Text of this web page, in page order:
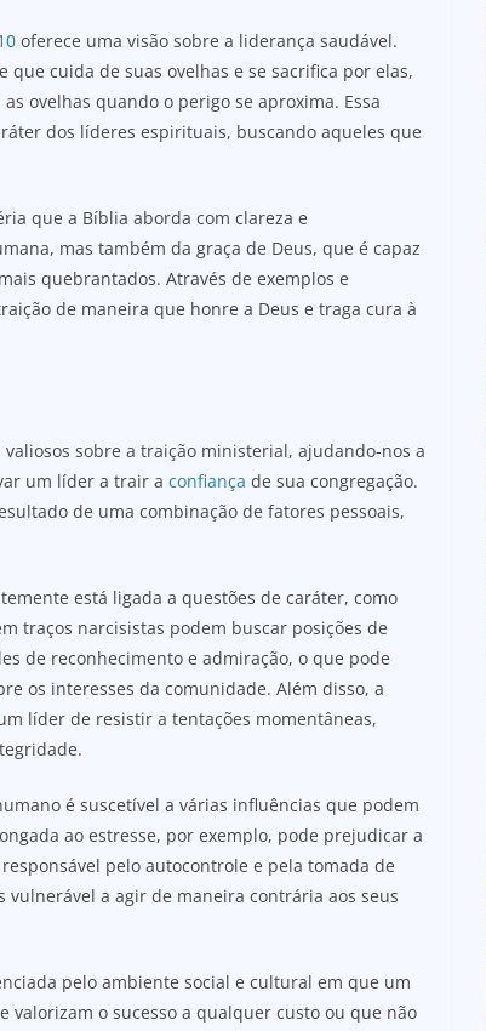
oferece uma visão sobre a liderança saudável.
que cuida de suas ovelhas e se sacrifica por elas,
ovelhas quando o perigo se aproxima. Essa
dos líderes espirituais, buscando aqueles que
que a Bíblia aborda com clareza e
mas também da graça de Deus, que é capaz
quebrantados. Através de exemplos e
de maneira que honre a Deus e traga cura à
sobre a traição ministerial, ajudando-nos a
um líder a trair a confiança de sua congregação.
de uma combinação de fatores pessoais,
está ligada a questões de caráter, como
traços narcisistas podem buscar posições de
de reconhecimento e admiração, o que pode
os interesses da comunidade. Além disso, a
líder de resistir a tentações momentâneas,
é suscetível a várias influências que podem
ao estresse, por exemplo, pode prejudicar a
pelo autocontrole e pela tomada de
a agir de maneira contrária aos seus
pelo ambiente social e cultural em que um
o sucesso a qualquer custo ou que não